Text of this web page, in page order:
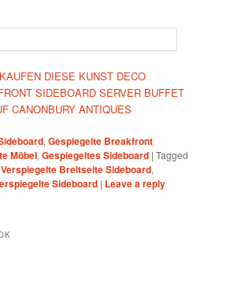
DIESE KUNST DECO
SIDEBOARD SERVER BUFFET
CANONBURY ANTIQUES
,Gespiegelte Breakfront
Möbel,Gespiegeltes Sideboard |Tagged
Verspiegelte Breitseite Sideboard,
Sideboard | Leave a reply